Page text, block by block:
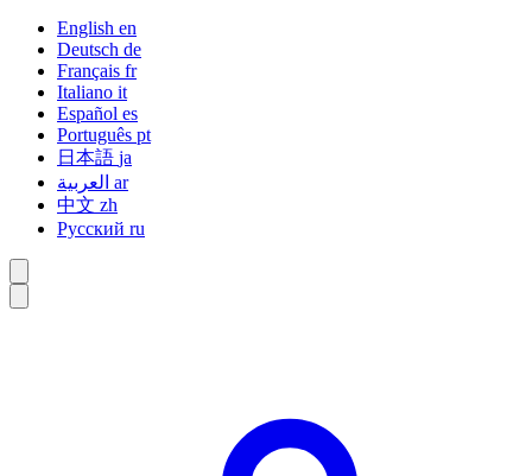
English en
Deutsch de
Français fr
Italiano it
Español es
Português pt
日本語 ja
ar
中文 zh
Русский ru